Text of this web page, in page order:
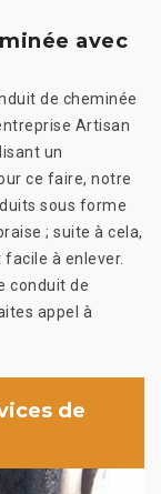
avec
de cheminée
Artisan
un
ce faire, notre
sous forme
; suite à cela,
à enlever.
conduit de
appel à
de